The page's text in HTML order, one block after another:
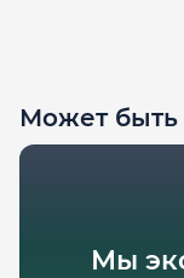
Может быть
Мы